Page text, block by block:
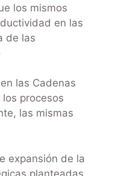
los mismos
en las
de las
las Cadenas
procesos
las mismas
expansión de la
planteadas